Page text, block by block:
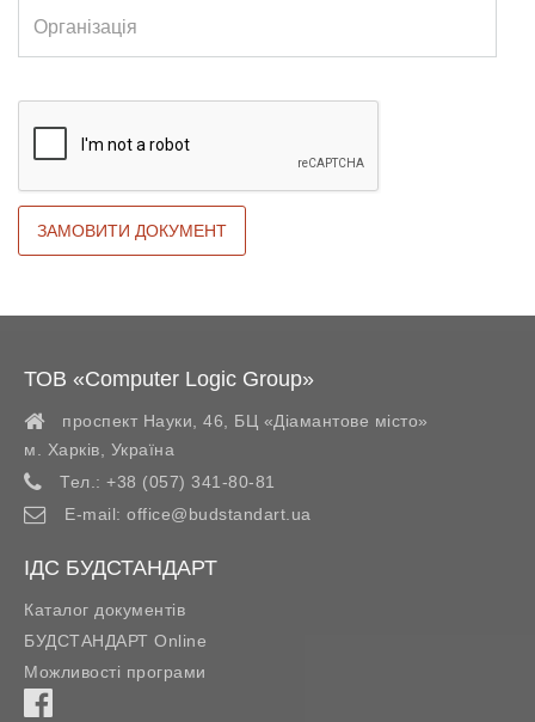
ТОВ «Computer Logic Group»
проспект Науки, 46, БЦ «Діамантове місто»
м. Харків
Україна
Тел.: +38 (057) 341-80-81
E-mail: office@budstandart.ua
ІДС БУДСТАНДАРТ
Каталог документів
БУДСТАНДАРТ Online
Можливості програми